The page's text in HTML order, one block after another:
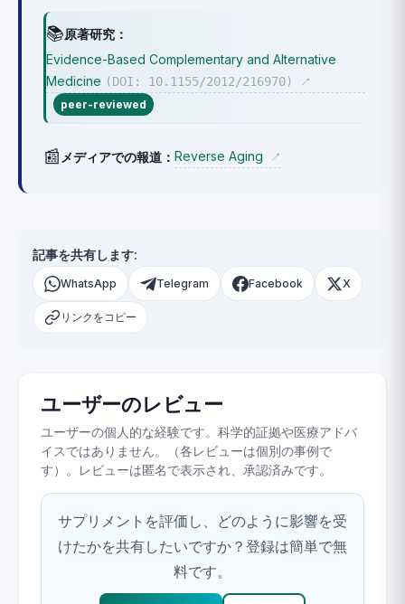
📚原著研究：
Evidence-Based Complementary and Alternative
Medicine (DOI: 10.1155/2012/216970)
↗
peer-reviewed
📰 メディアでの報道： Reverse Aging ↗
記事を共有します:
WhatsApp Telegram Facebook X
リンクをコピー
ユーザーのレビュー
ユーザーの個人的な経験です。科学的証拠や医療アドバ
イスではありません。（各レビューは個別の事例で
す）。レビューは匿名で表示され、承認済みです。
サプリメントを評価し、どのように影響を受
けたかを共有したいですか？登録は簡単で無
料です。